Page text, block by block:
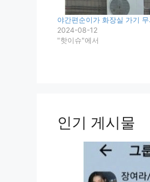
야간편순이가 화장실 가기
2024-08-12
"핫이슈"에서
인기 게시물